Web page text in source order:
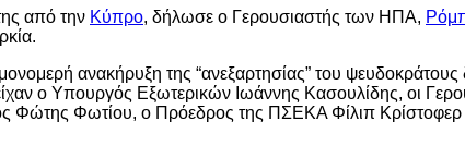
από την Κύπρο, δήλωσε ο Γερουσιαστής των ΗΠΑ,
ανακήρυξη της “ανεξαρτησίας” του
ο Υπουργός Εξωτερικών Ιωάννης Κασουλίδης, οι
Φώτης Φωτίου, ο Πρόεδρος της ΠΣΕΚΑ Φίλιπ